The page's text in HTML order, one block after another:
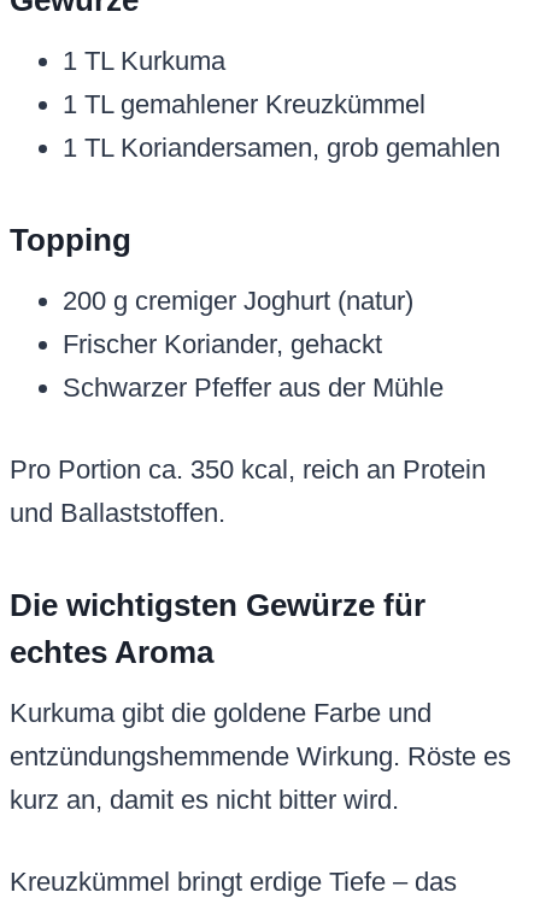
1 TL Kurkuma
1 TL gemahlener Kreuzkümmel
1 TL Koriandersamen, grob gemahlen
Topping
200 g cremiger Joghurt (natur)
Frischer Koriander, gehackt
Schwarzer Pfeffer aus der Mühle
Pro Portion ca. 350 kcal, reich an Protein
und Ballaststoffen.
Die wichtigsten Gewürze für
echtes Aroma
Kurkuma gibt die goldene Farbe und
entzündungshemmende Wirkung. Röste es
kurz an, damit es nicht bitter wird.
Kreuzkümmel bringt erdige Tiefe – das